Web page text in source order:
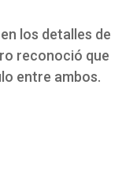
los detalles de
reconoció que
entre ambos.